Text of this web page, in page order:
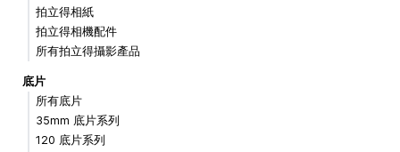
拍立得相紙
拍立得相機配件
所有拍立得攝影產品
底片
所有底片
35mm 底片系列
120 底片系列